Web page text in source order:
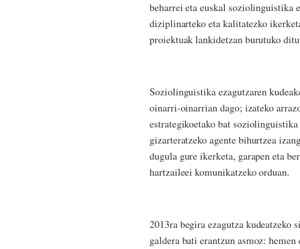
beharrei eta euskal soziolinguistika
diziplinarteko eta kalitatezko
proiektuak lankidetzan burutuko
Soziolinguistika ezagutzaren
oinarri-oinarrian dago; izateko
estrategikoetako bat
gizarteratzeko agente bihurtzea
dugula gure ikerketa, garapen eta
hartzaileei komunikatzeko orduan.
2013ra begira ezagutza
galdera bati erantzun asmoz: